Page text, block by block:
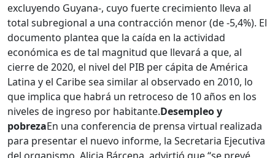
excluyendo Guyana-, cuyo fuerte crecimiento lleva al
total subregional a una contracción menor (de -5,4%). El
documento plantea que la caída en la actividad
económica es de tal magnitud que llevará a que, al
cierre de 2020, el nivel del PIB per cápita de América
Latina y el Caribe sea similar al observado en 2010, lo
que implica que habrá un retroceso de 10 años en los
niveles de ingreso por habitante.Desempleo y
pobrezaEn una conferencia de prensa virtual realizada
para presentar el nuevo informe, la Secretaria Ejecutiva